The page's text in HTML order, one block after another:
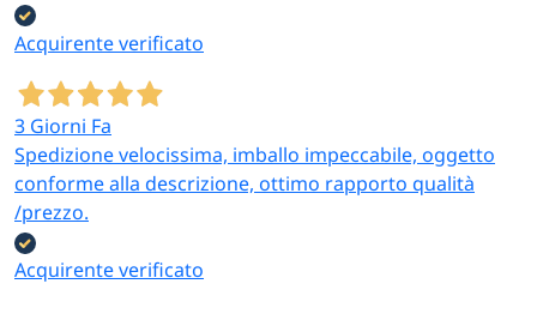
Acquirente verificato
3 Giorni Fa
Spedizione velocissima, imballo impeccabile, oggetto
conforme alla descrizione, ottimo rapporto qualità
/prezzo.
Acquirente verificato